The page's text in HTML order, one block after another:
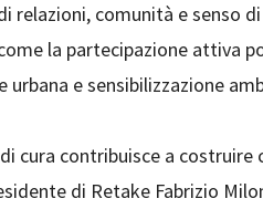
relazioni, comunità e senso
la partecipazione attiva
urbana e sensibilizzazione
cura contribuisce a costruire
di Retake Fabrizio